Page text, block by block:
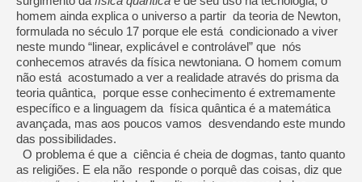
homem ainda explica o universo a partir da teoria de Newton,
formulada no século 17 porque ele está condicionado a viver
neste mundo “linear, explicável e controlável” que nós
conhecemos através da física newtoniana. O homem comum
não está acostumado a ver a realidade através do prisma da
teoria quântica, porque esse conhecimento é extremamente
específico e a linguagem da física quântica é a matemática
avançada, mas aos poucos vamos desvendando este mundo
das possibilidades.
O problema é que a ciência é cheia de dogmas, tanto quanto
as religiões. E ela não responde o porquê das coisas, diz que